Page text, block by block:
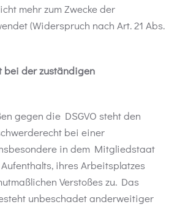
mehr zum Zwecke der
(Widerspruch nach Art. 21 Abs.
bei der zuständigen
gegen die DSGVO steht den
bei einer
in dem Mitgliedstaat
ihres Arbeitsplatzes
Verstoßes zu. Das
unbeschadet anderweitiger